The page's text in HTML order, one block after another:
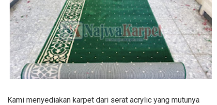
Kami menyediakan karpet dari serat acrylic yang mutunya